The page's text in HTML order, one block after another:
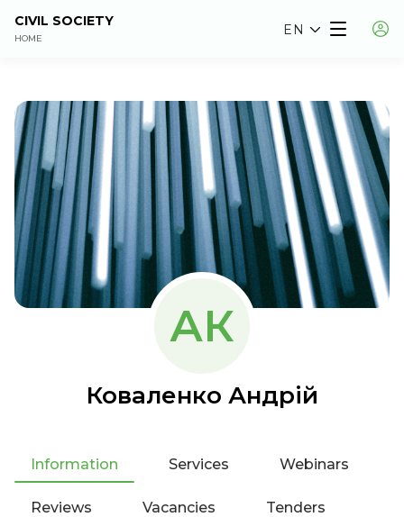
CIVIL SOCIETY
HOME
EN
АК
Коваленко Андрій
Information Services Webinars
Reviews Vacancies Tenders